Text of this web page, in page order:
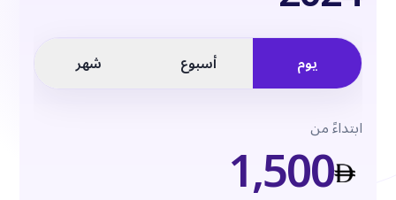
يوم أسبوع شهر
ابتداءً من1,500